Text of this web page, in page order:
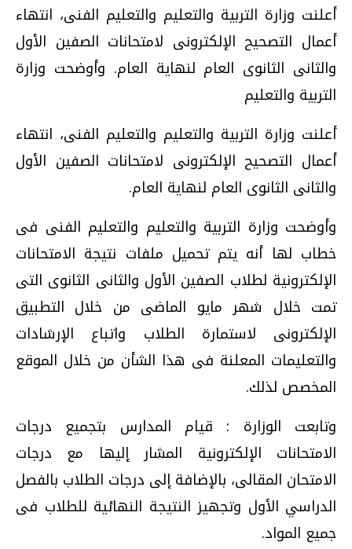
أعلنت وزارة التربية والتعليم والتعليم الفنى، انتهاء
أعمال التصحيح الإلكترونى لامتحانات الصفين الأول
والثانى الثانوى العام لنهاية العام. وأوضحت وزارة
التربية والتعليم
أعلنت وزارة التربية والتعليم والتعليم الفنى، انتهاء
أعمال التصحيح الإلكترونى لامتحانات الصفين الأول
والثانى الثانوى العام لنهاية العام.
وأوضحت وزارة التربية والتعليم والتعليم الفنى فى
خطاب لها أنه يتم تحميل ملفات نتيجة الامتحانات
الإلكترونية لطلاب الصفين الأول والثانى الثانوى التى
تمت خلال شهر مايو الماضى من خلال التطبيق
الإلكترونى لاستمارة الطلاب واتباع الإرشادات
والتعليمات المعلنة فى هذا الشأن من خلال الموقع
المخصص لذلك.
وتابعت الوزارة : قيام المدارس بتجميع درجات
الامتحانات الإلكترونية المشار إليها مع درجات
الامتحان المقالى، بالإضافة إلى درجات الطلاب بالفصل
الدراسي الأول وتجهيز النتيجة النهائية للطلاب فى
جميع المواد.